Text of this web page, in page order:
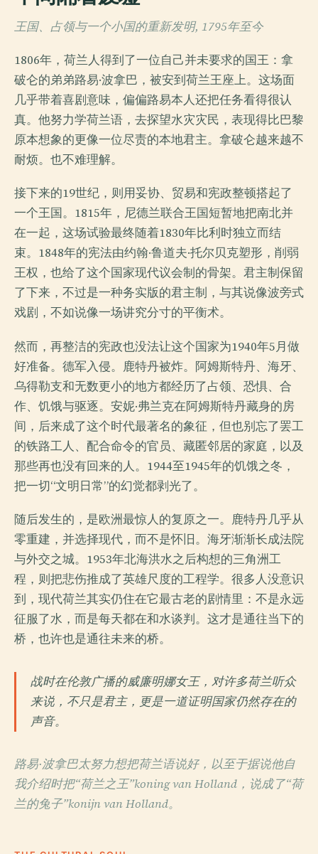
王国、占领与一个小国的重新发明, 1795年至今
1806年，荷兰人得到了一位自己并未要求的国王：拿
破仑的弟弟路易·波拿巴，被安到荷兰王座上。这场面
几乎带着喜剧意味，偏偏路易本人还把任务看得很认
真。他努力学荷兰语，去探望水灾灾民，表现得比巴黎
原本想象的更像一位尽责的本地君主。拿破仑越来越不
耐烦。也不难理解。
接下来的19世纪，则用妥协、贸易和宪政整顿搭起了
一个王国。1815年，尼德兰联合王国短暂地把南北并
在一起，这场试验最终随着1830年比利时独立而结
束。1848年的宪法由约翰·鲁道夫·托尔贝克塑形，削弱
王权，也给了这个国家现代议会制的骨架。君主制保留
了下来，不过是一种务实版的君主制，与其说像波旁式
戏剧，不如说像一场讲究分寸的平衡术。
然而，再整洁的宪政也没法让这个国家为1940年5月做
好准备。德军入侵。鹿特丹被炸。阿姆斯特丹、海牙、
乌得勒支和无数更小的地方都经历了占领、恐惧、合
作、饥饿与驱逐。安妮·弗兰克在阿姆斯特丹藏身的房
间，后来成了这个时代最著名的象征，但也别忘了罢工
的铁路工人、配合命令的官员、藏匿邻居的家庭，以及
那些再也没有回来的人。1944至1945年的饥饿之冬，
把一切“文明日常”的幻觉都剥光了。
随后发生的，是欧洲最惊人的复原之一。鹿特丹几乎从
零重建，并选择现代，而不是怀旧。海牙渐渐长成法院
与外交之城。1953年北海洪水之后构想的三角洲工
程，则把悲伤推成了英雄尺度的工程学。很多人没意识
到，现代荷兰其实仍住在它最古老的剧情里：不是永远
征服了水，而是每天都在和水谈判。这才是通往当下的
桥，也许也是通往未来的桥。
战时在伦敦广播的威廉明娜女王，对许多荷兰听众
来说，不只是君主，更是一道证明国家仍然存在的
声音。
路易·波拿巴太努力想把荷兰语说好，以至于据说他自
我介绍时把“荷兰之王”koning van Holland，说成了“荷
兰的兔子”konijn van Holland。